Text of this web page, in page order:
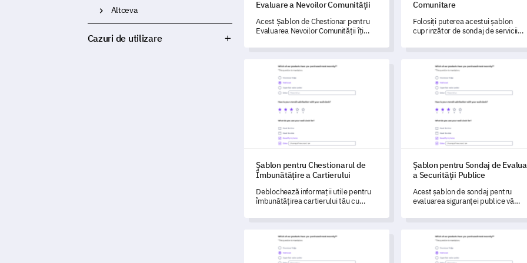
Evaluare a Nevoilor Comunității
Acest Șablon de Chestionar pentru
Evaluarea Nevoilor Comunității îți
nevoile comunității și percepția
Comunitare
Folosiți puterea acestui șablon
cuprinzător de sondaj de servicii
aborda preocupările comunității
locale.
Șablon pentru Chestionarul de Îmbunătățire a Cartierului
Șablon pentru Chestionarul de
Îmbunătățire a Cartierului
Deblochează informații utile pentru
îmbunătățirea cartierului tău cu
Șablon pentru Sondaj de
Șablon pentru Sondaj de
a Securității Publice
Acest șablon de sondaj pentru
evaluarea siguranței publice vă
cuprinzător atât preocupările
legate de siguranța din comunitatea
dumneavoastră.
Șablon pentru Formular de Feedback pentru Programele de Tineret
Șablon formular biserică
Altceva
Cazuri de utilizare